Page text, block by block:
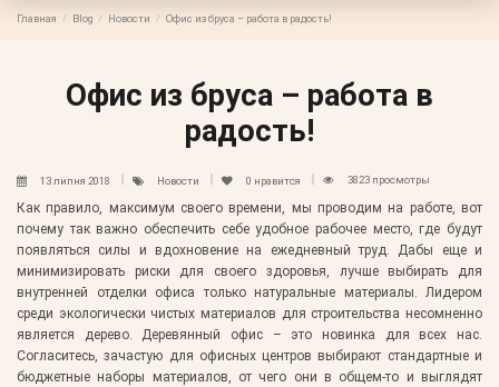
Главная Blog Новости Офис из бруса – работа в радость!
Офис из бруса – работа в
радость!
13 липня 2018 Новости 0 нравится 3823 просмотры
Как правило, максимум своего времени, мы проводим на работе, вот
почему так важно обеспечить себе удобное рабочее место, где будут
появляться силы и вдохновение на ежедневный труд. Дабы еще и
минимизировать риски для своего здоровья, лучше выбирать для
внутренней отделки офиса только натуральные материалы. Лидером
среди экологически чистых материалов для строительства несомненно
является дерево. Деревянный офис – это новинка для всех нас.
Согласитесь, зачастую для офисных центров выбирают стандартные и
бюджетные наборы материалов, от чего они в общем-то и выглядят